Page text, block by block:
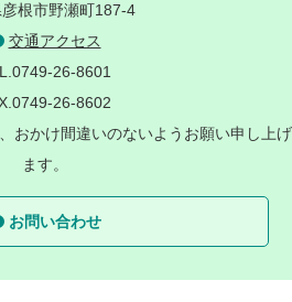
根市野瀬町187-4
交通アクセス
26-8601
26-8602
おかけ間違いのないようお願い申し上げ
ます。
お問い合わせ